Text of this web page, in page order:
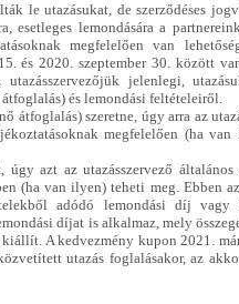
le utazásukat, de szerződéses
esetleges lemondására a
megfelelően van
és 2020. szeptember 30. között
jelenlegi,
és lemondási feltételeiről.
átfoglalás) szeretne, úgy arra az
megfelelően (ha van
azt az utazásszervező általános
(ha van ilyen) teheti meg. Ebben
adódó lemondási díj vagy
díjat is alkalmaz, mely
A kedvezmény kupon 2021.
utazás foglalásakor, az